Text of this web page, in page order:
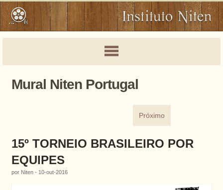
Mural Niten Portugal
Próximo
15º TORNEIO BRASILEIRO POR
EQUIPES
por Niten - 10-out-2016